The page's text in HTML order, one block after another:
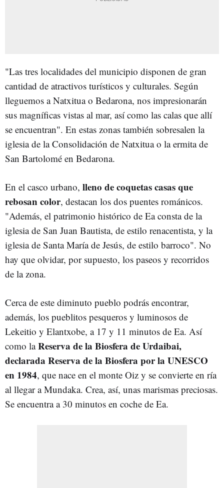
"Las tres localidades del municipio disponen de gran
cantidad de atractivos turísticos y culturales. Según
lleguemos a Natxitua o Bedarona, nos impresionarán
sus magníficas vistas al mar, así como las calas que allí
se encuentran". En estas zonas también sobresalen la
iglesia de la Consolidación de Natxitua o la ermita de
San Bartolomé en Bedarona.
En el casco urbano, lleno de coquetas casas que
rebosan color, destacan los dos puentes románicos.
"Además, el patrimonio histórico de Ea consta de la
iglesia de San Juan Bautista, de estilo renacentista, y la
iglesia de Santa María de Jesús, de estilo barroco". No
hay que olvidar, por supuesto, los paseos y recorridos
de la zona.
Cerca de este diminuto pueblo podrás encontrar,
además, los pueblitos pesqueros y luminosos de
Lekeitio y Elantxobe, a 17 y 11 minutos de Ea. Así
como laReserva de la Biosfera de Urdaibai,
declarada Reserva de la Biosfera por la UNESCO
en 1984, que nace en el monte Oiz y se convierte en ría
al llegar a Mundaka. Crea, así, unas marismas preciosas.
Se encuentra a 30 minutos en coche de Ea.